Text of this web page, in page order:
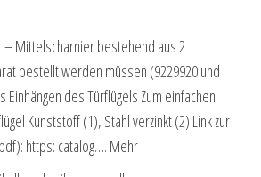
– Mittelscharnier bestehend aus 2
bestellt werden müssen (9229920 und
Einhängen des Türflügels Zum einfachen
Kunststoff (1), Stahl verzinkt (2) Link zur
https: catalog…. Mehr